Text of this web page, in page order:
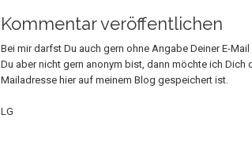
Kommentar veröffentlichen
Bei mir darfst Du auch gern ohne Angabe Deiner E-
Du aber nicht gern anonym bist, dann möchte ich Dich
Mailadresse hier auf meinem Blog gespeichert ist.
LG